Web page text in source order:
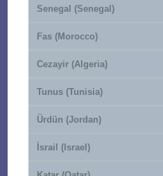
Senegal (Senegal)
Fas (Morocco)
Cezayir (Algeria)
Tunus (Tunisia)
Ürdün (Jordan)
İsrail (Israel)